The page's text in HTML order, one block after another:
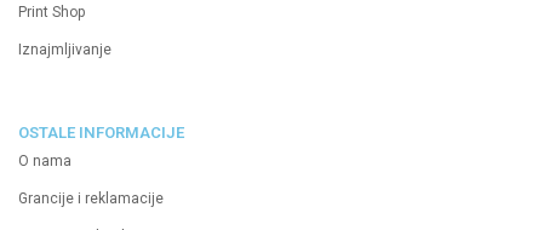
Print Shop
Iznajmljivanje
OSTALE INFORMACIJE
O nama
Grancije i reklamacije